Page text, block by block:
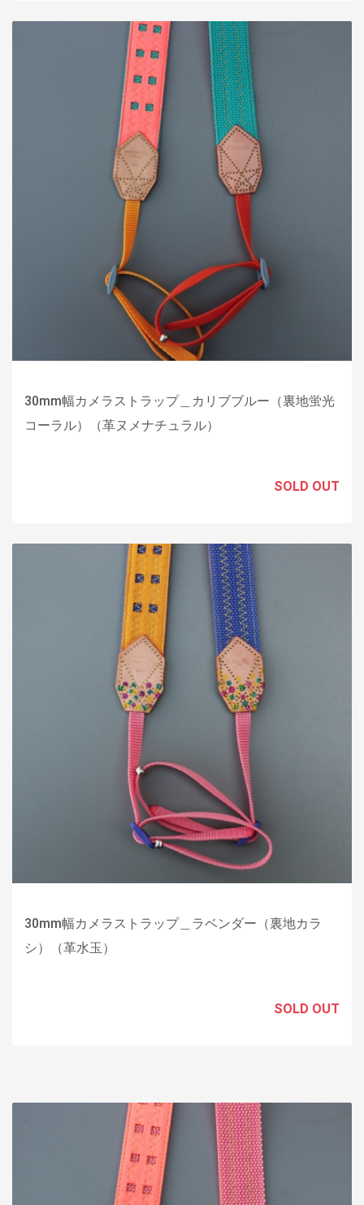
30mm幅カメラストラップ＿カリブブルー（裏地蛍光
コーラル）（革ヌメナチュラル）
SOLD OUT
30mm幅カメラストラップ＿ラベンダー（裏地カラ
シ）（革水玉）
SOLD OUT